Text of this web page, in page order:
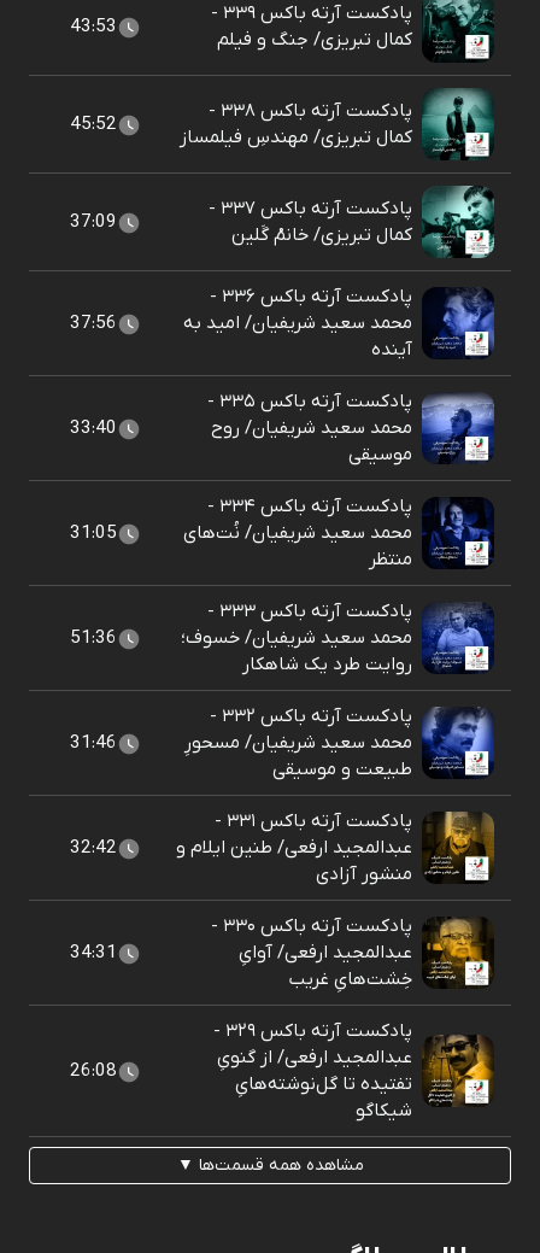
پادکست آرته باکس ۳۳۹ -
کمال تبریزی/ جنگ و فیلم
43:53
پادکست آرته باکس ۳۳۸ -
کمال تبریزی/ مهندسِ فیلمساز
45:52
پادکست آرته باکس ۳۳۷ -
کمال تبریزی/ خانمْ گَلین
37:09
پادکست آرته باکس ۳۳۶ -
محمد سعید شریفیان/ امید به
آینده
37:56
پادکست آرته باکس ۳۳۵ -
محمد سعید شریفیان/ روح
موسیقی
33:40
پادکست آرته باکس ۳۳۴ -
محمد سعید شریفیان/ نُت‌های
منتظر
31:05
پادکست آرته باکس ۳۳۳ -
محمد سعید شریفیان/ خسوف؛
روایت طرد یک شاهکار
51:36
پادکست آرته باکس ۳۳۲ -
محمد سعید شریفیان/ مسحورِ
طبیعت و موسیقی
31:46
پادکست آرته باکس ۳۳۱ -
عبدالمجید ارفعی/ طنین ایلام و
منشور آزادی
32:42
پادکست آرته باکس ۳۳۰ -
عبدالمجید ارفعی/ آوایِ
خِشت‌هایِ غریب
34:31
پادکست آرته باکس ۳۲۹ -
عبدالمجید ارفعی/ از گنویِ
تفتیده تا گل‌نوشته‌هایِ
شیکاگو
26:08
مشاهده همه قسمت‌ها ▼